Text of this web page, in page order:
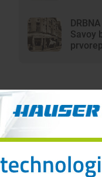
Savoy
Nejnovější
Z
láká